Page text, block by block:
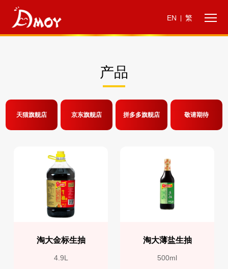
EN 繁
产品
天猫旗舰店 京东旗舰店 拼多多旗舰店 敬请期待
淘大金标生抽
4.9L
淘大薄盐生抽
500ml